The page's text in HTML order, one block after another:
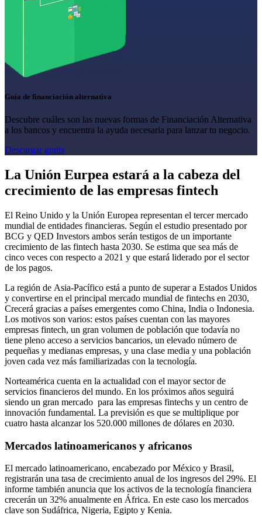
Guía de financiación alternativa
Descubre cuáles son las nuevas formas de Financiación Alternativa
a los bancos y encuentra la ayuda necesaria para lanzar tu negocio.
Descargar gratis
La Unión Eurpea estará a la cabeza del
crecimiento de las empresas fintech
El Reino Unido y la Unión Europea representan el tercer mercado
mundial de entidades financieras. Según el estudio presentado por
BCG y QED Investors ambos serán testigos de un importante
crecimiento de las fintech hasta 2030. Se estima que sea más de
cinco veces con respecto a 2021 y que estará liderado por el sector
de los pagos.
La región de Asia-Pacífico está a punto de superar a Estados Unidos
y convertirse en el principal mercado mundial de fintechs en 2030,
Crecerá gracias a países emergentes como China, India o Indonesia.
Los motivos son varios: estos países cuentan con las mayores
empresas fintech, un gran volumen de población que todavía no
tiene pleno acceso a servicios bancarios, un elevado número de
pequeñas y medianas empresas, y una clase media y una población
joven cada vez más familiarizadas con la tecnología.
Norteamérica cuenta en la actualidad con el mayor sector de
servicios financieros del mundo. En los próximos años seguirá
siendo un gran mercado para las empresas fintechs y un centro de
innovación fundamental. La previsión es que se multiplique por
cuatro hasta alcanzar los 520.000 millones de dólares en 2030.
Mercados latinoamericanos y africanos
El mercado latinoamericano, encabezado por México y Brasil,
registrarán una tasa de crecimiento anual de los ingresos del 29%. El
informe también anuncia que los activos de la tecnología financiera
crecerán un 32% anualmente en África. En este caso los mercados
clave son Sudáfrica, Nigeria, Egipto y Kenia.